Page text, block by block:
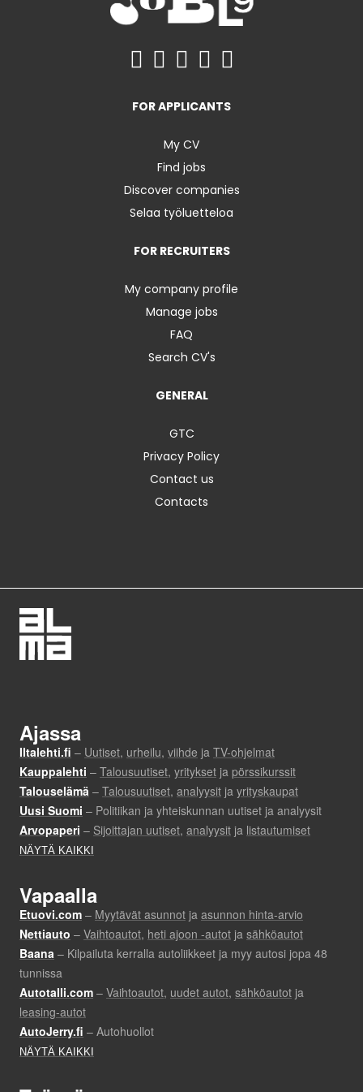
FOR APPLICANTS
My CV
Find jobs
Discover companies
Selaa työluetteloa
FOR RECRUITERS
My company profile
Manage jobs
FAQ
Search CV's
GENERAL
GTC
Privacy Policy
Contact us
Contacts